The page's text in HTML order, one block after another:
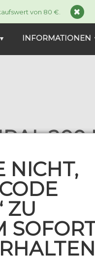
von 80 €.
▼ INFORMATIONEN
200
109,00 €
lieferbar
NICHT,
ZU